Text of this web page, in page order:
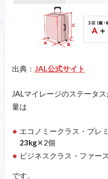
出典： JAL公式サイト
JALマイレージのステータ
量は
エコノミークラス・プレ
23kg✕2個
ビジネスクラス・ファー
です。